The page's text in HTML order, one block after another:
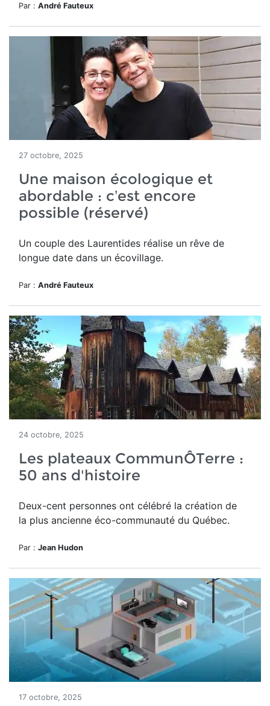
Par : André Fauteux
27 octobre, 2025
Une maison écologique et
abordable : c’est encore
possible (réservé)
Un couple des Laurentides réalise un rêve de
longue date dans un écovillage.
Par : André Fauteux
24 octobre, 2025
Les plateaux CommunÔTerre :
50 ans d'histoire
Deux-cent personnes ont célébré la création de
la plus ancienne éco-communauté du Québec.
Par : Jean Hudon
17 octobre, 2025